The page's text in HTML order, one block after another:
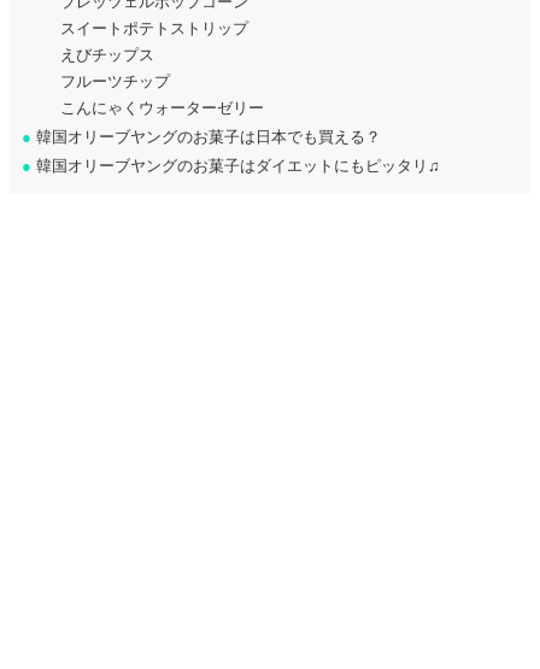
スイートポテトストリップ
えびチップス
フルーツチップ
こんにゃくウォーターゼリー
● 韓国オリーブヤングのお菓子は日本でも買える？
● 韓国オリーブヤングのお菓子はダイエットにもピッタリ♫